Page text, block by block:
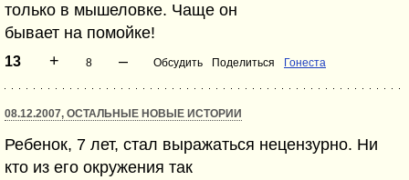
только в мышеловке. Чаще он
бывает на помойке!
13 + 8 – Обсудить Поделиться Гонеста
08.12.2007, ОСТАЛЬНЫЕ НОВЫЕ ИСТОРИИ
Ребенок, 7 лет, стал выражаться нецензурно. Ни
кто из его окружения так